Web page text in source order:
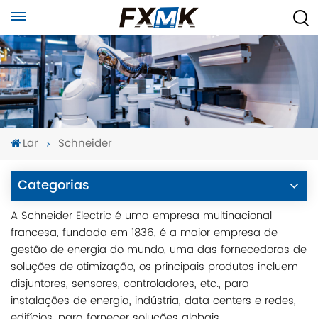
Lar Schneider
Categorias
A Schneider Electric é uma empresa multinacional
francesa, fundada em 1836, é a maior empresa de
gestão de energia do mundo, uma das fornecedoras de
soluções de otimização, os principais produtos incluem
disjuntores, sensores, controladores, etc., para
instalações de energia, indústria, data centers e redes,